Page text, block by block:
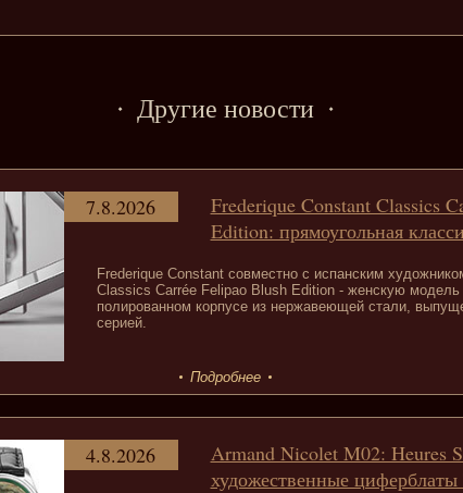
Другие новости
Frederique Constant Classics
Edition: прямоугольная
Frederique Constant совместно с испанским
Classics Carrée Felipao Blush Edition - женскую модель
полированном корпусе из нержавеющей стали,
серией.
7.8.2026
Подробнее
Armand Nicolet M02: Heures
художественные
4.8.2026